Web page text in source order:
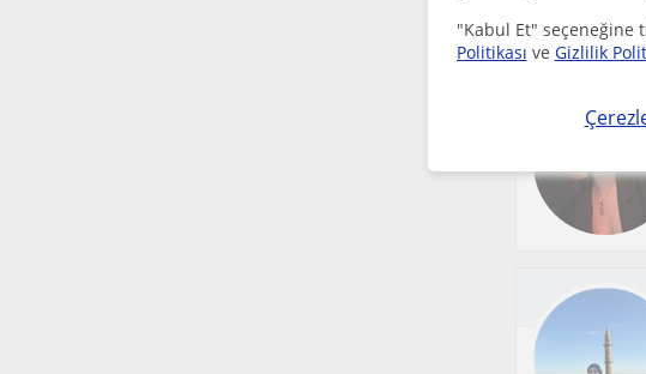
"Kabul Et" seçeneğine
Politikası ve Gizlilik